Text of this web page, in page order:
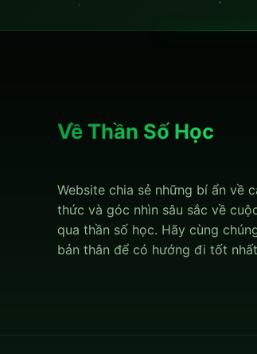
Về Thần Số Học
Website chia sẻ những bí ẩn về
thức và góc nhìn sâu sắc về
qua thần số học. Hãy cùng
bản thân để có hướng đi tốt